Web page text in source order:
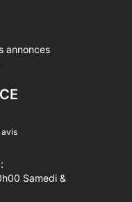
annonces
Samedi &